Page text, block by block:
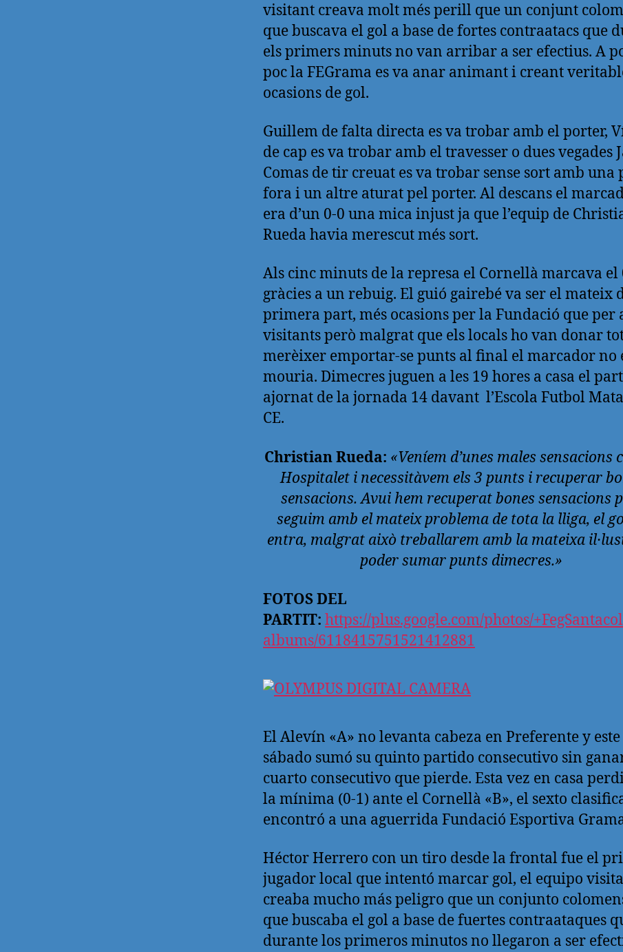
visitant creava molt més perill que un conjunt
que buscava el gol a base de fortes contraatacs que
els primers minuts no van arribar a ser efectius. A
poc la FEGrama es va anar animant i creant
ocasions de gol.
Guillem de falta directa es va trobar amb el porter,
de cap es va trobar amb el travesser o dues vegades
Comas de tir creuat es va trobar sense sort amb una
fora i un altre aturat pel porter. Al descans el
era d’un 0-0 una mica injust ja que l’equip de
Rueda havia merescut més sort.
Als cinc minuts de la represa el Cornellà marcava el
gràcies a un rebuig. El guió gairebé va ser el mateix
primera part, més ocasions per la Fundació que per
visitants però malgrat que els locals ho van donar
merèixer emportar-se punts al final el marcador no
mouria. Dimecres juguen a les 19 hores a casa el
ajornat de la jornada 14 davant l’Escola Futbol
CE.
Christian Rueda: «Veníem d’unes males sensacions
Hospitalet i necessitàvem els 3 punts i recuperar
sensacions. Avui hem recuperat bones sensacions
seguim amb el mateix problema de tota la lliga, el
entra, malgrat això treballarem amb la mateixa
poder sumar punts dimecres.»
FOTOS DEL
PARTIT: https://plus.google.com/photos/
albums/6118415751521412881
El Alevín «A» no levanta cabeza en Preferente y este
sábado sumó su quinto partido consecutivo sin
cuarto consecutivo que pierde. Esta vez en casa
la mínima (0-1) ante el Cornellà «B», el sexto
encontró a una aguerrida Fundació Esportiva
Héctor Herrero con un tiro desde la frontal fue el
jugador local que intentó marcar gol, el equipo
creaba mucho más peligro que un conjunto
que buscaba el gol a base de fuertes contraataques
durante los primeros minutos no llegaron a ser